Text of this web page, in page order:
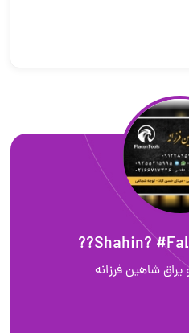
شاهین فرزانه